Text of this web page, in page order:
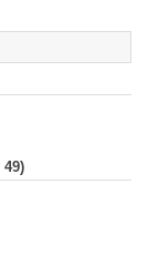
49)